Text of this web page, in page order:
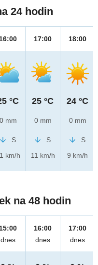
24 hodin
16:00
°C
0 mm
S
km/h
17:00
25 °C
0 mm
S
11 km/h
18:00
24 °C
0 mm
S
9 km/h
na 48 hodin
15:00
dnes
16:00
dnes
17:00
dnes